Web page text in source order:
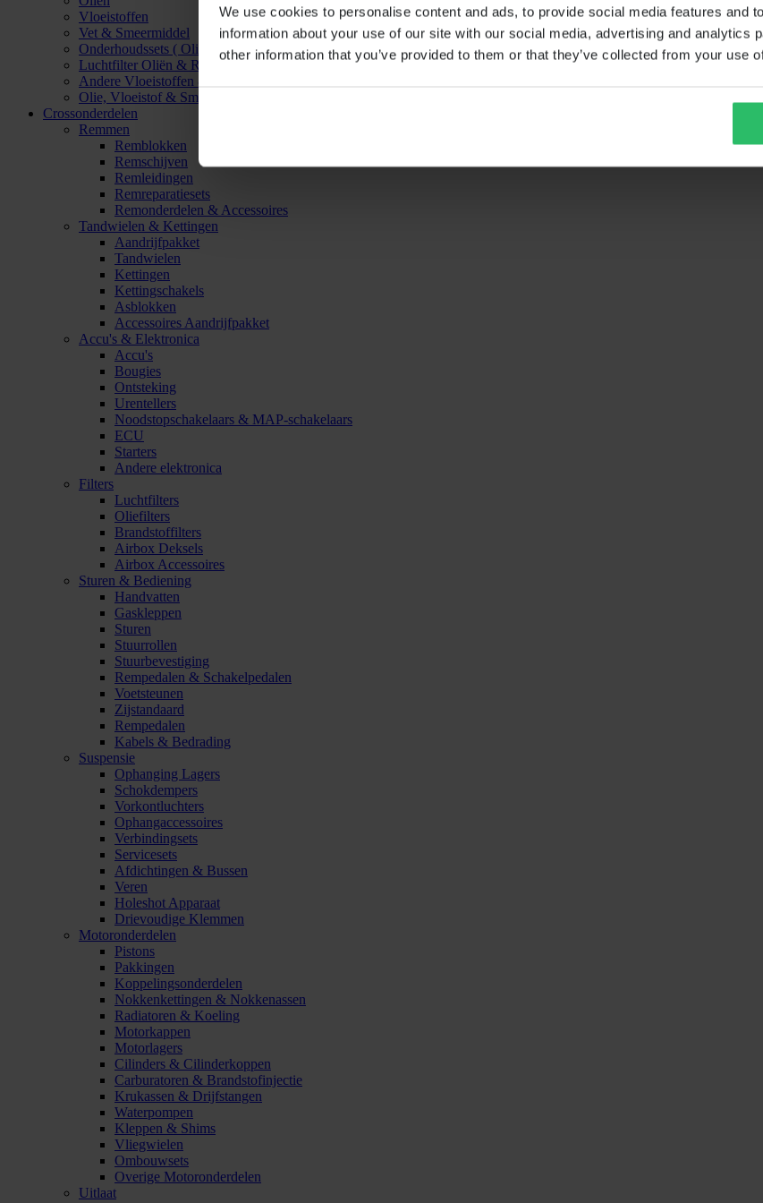
We use cookies to personalise content and ads, to provide social media features and
information about your use of our site with our social media, advertising and analytics
other information that you’ve provided to them or that they’ve collected from your use
Vloeistoffen
Vet & Smeermiddel
Onderhoudssets ( Olie & Filter)
Luchtfilter Oliën & Reinigers
Andere Vloeistoffen & Smeermiddelen
Olie, Vloeistof & Smeermiddel Accessoires
Crossonderdelen
Remmen
Remblokken
Remschijven
Remleidingen
Remreparatiesets
Remonderdelen & Accessoires
Tandwielen & Kettingen
Aandrijfpakket
Tandwielen
Kettingen
Kettingschakels
Asblokken
Accessoires Aandrijfpakket
Accu's & Elektronica
Accu's
Bougies
Ontsteking
Urentellers
Noodstopschakelaars & MAP-schakelaars
ECU
Starters
Andere elektronica
Filters
Luchtfilters
Oliefilters
Brandstoffilters
Airbox Deksels
Airbox Accessoires
Sturen & Bediening
Handvatten
Gaskleppen
Sturen
Stuurrollen
Stuurbevestiging
Rempedalen & Schakelpedalen
Voetsteunen
Zijstandaard
Rempedalen
Kabels & Bedrading
Suspensie
Ophanging Lagers
Schokdempers
Vorkontluchters
Ophangaccessoires
Verbindingsets
Servicesets
Afdichtingen & Bussen
Veren
Holeshot Apparaat
Drievoudige Klemmen
Motoronderdelen
Pistons
Pakkingen
Koppelingsonderdelen
Nokkenkettingen & Nokkenassen
Radiatoren & Koeling
Motorkappen
Motorlagers
Cilinders & Cilinderkoppen
Carburatoren & Brandstofinjectie
Krukassen & Drijfstangen
Waterpompen
Kleppen & Shims
Vliegwielen
Ombouwsets
Overige Motoronderdelen
Uitlaat